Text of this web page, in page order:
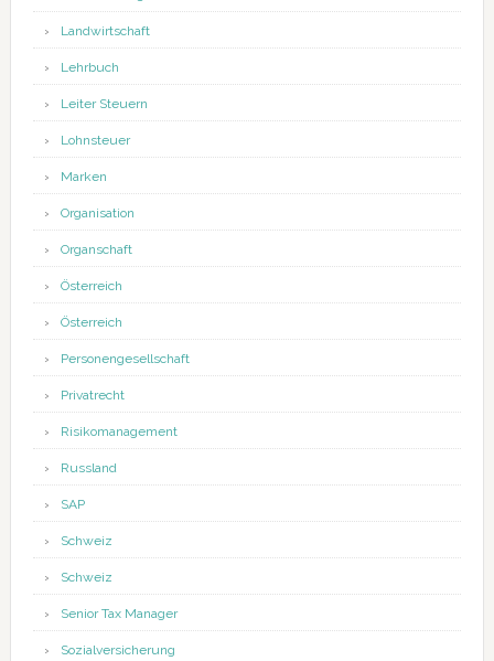
Landwirtschaft
Lehrbuch
Leiter Steuern
Lohnsteuer
Marken
Organisation
Organschaft
Österreich
Österreich
Personengesellschaft
Privatrecht
Risikomanagement
Russland
SAP
Schweiz
Schweiz
Senior Tax Manager
Sozialversicherung